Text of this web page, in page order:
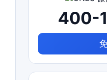
400-